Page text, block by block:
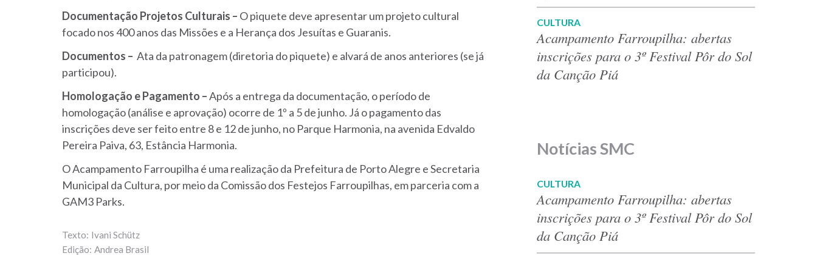
Documentação Projetos Culturais – O piquete deve apresentar um projeto cultural
focado nos 400 anos das Missões e a Herança dos Jesuítas e Guaranis.
Documentos – Ata da patronagem (diretoria do piquete) e alvará de anos anteriores (se já
participou).
Homologação e Pagamento –Após a entrega da documentação, o período de
homologação (análise e aprovação) ocorre de 1º a 5 de junho. Já o pagamento das
inscrições deve ser feito entre 8 e 12 de junho, no Parque Harmonia, na avenida Edvaldo
Pereira Paiva, 63, Estância Harmonia.
O Acampamento Farroupilha é uma realização da Prefeitura de Porto Alegre e Secretaria
Municipal da Cultura, por meio da Comissão dos Festejos Farroupilhas, em parceria com a
GAM3 Parks.
Ivani Schütz
Andrea Brasil
CULTURA
Acampamento Farroupilha: abertas
inscrições para o 3º Festival Pôr do Sol
da Canção Piá
Notícias SMC
CULTURA
Acampamento Farroupilha: abertas
inscrições para o 3º Festival Pôr do Sol
da Canção Piá